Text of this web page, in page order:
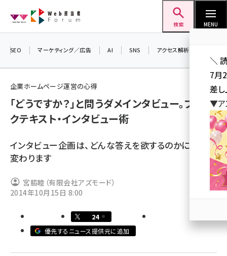
ン
検索 MENU
seo (3523)
youtube (2429)
セミナー (2303)
meo (1275)
SEO マーケティング／広告 AI SNS アクセス解析／データ分析
企業ホームページ運営の心得
「どうですか？」と問うダメインタビュー。ブラッ
クテキスト・インタビュー術
インタビュー企画は、どんな答えを欲するのかによって
変わります
宮脇睦（有限会社アズモード）
2014年10月15日 8:00
24
優先するニュース提供元に追加
＼
7月
差し
▼ア